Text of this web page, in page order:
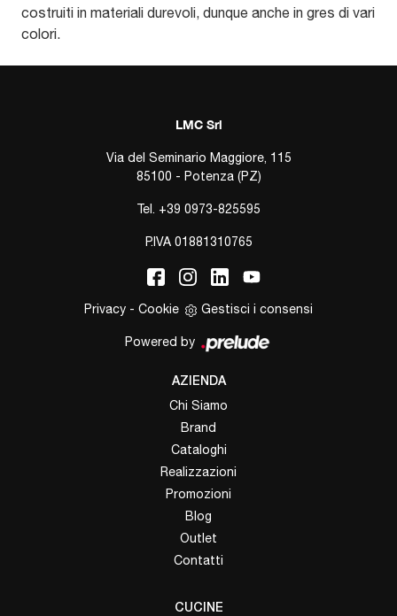
costruiti in materiali durevoli, dunque anche in gres di vari
colori.
LMC Srl
Via del Seminario Maggiore, 115
85100 - Potenza (PZ)
Tel. +39 0973-825595
P.IVA 01881310765
Privacy - Cookie Gestisci i consensi
Powered by
AZIENDA
Chi Siamo
Brand
Cataloghi
Realizzazioni
Promozioni
Blog
Outlet
Contatti
CUCINE